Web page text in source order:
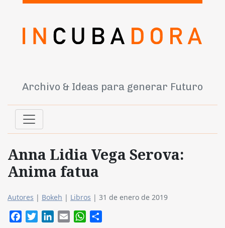
Archivo & Ideas para generar Futuro
Anna Lidia Vega Serova:
Anima fatua
Autores | Bokeh | Libros | 31 de enero de 2019
FacebookTwitterLinkedIn
Email WhatsApp